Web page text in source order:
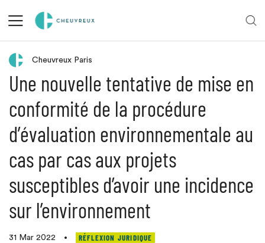
Retour aux actualités
Cheuvreux Paris
Une nouvelle tentative de mise en
conformité de la procédure
d’évaluation environnementale au
cas par cas aux projets
susceptibles d’avoir une incidence
sur l’environnement
31 Mar 2022 • RÉFLEXION JURIDIQUE